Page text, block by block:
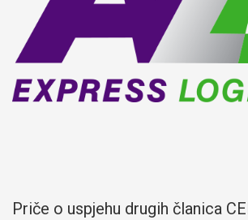
Priče o uspjehu drugih članica